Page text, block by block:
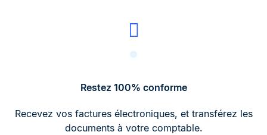
Restez 100% conforme
Recevez vos factures électroniques, et transférez les
documents à votre comptable.